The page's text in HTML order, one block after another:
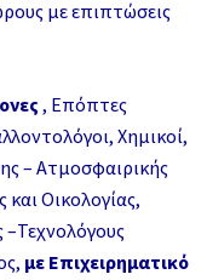
με επιπτώσεις
, Επόπτες
Χημικοί,
– Ατμοσφαιρικής
Οικολογίας,
–Τεχνολόγους
με Επιχειρηματικό